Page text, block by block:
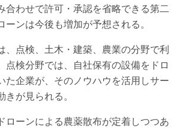
合わせで許可・承認を省略できる第二
ンは今後も増加が予想される。
、点検、土木・建築、農業の分野で利
点検分野では、自社保有の設備をドロ
た企業が、そのノウハウを活用しサー
が見られる。
ローンによる農薬散布が定着しつつあ